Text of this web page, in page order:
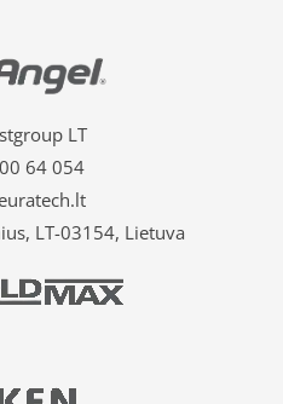
LT
64 054
LT-03154, Lietuva